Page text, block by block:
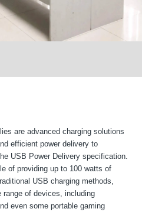
are advanced charging solutions
efficient power delivery to
USB Power Delivery specification.
of providing up to 100 watts of
USB charging methods,
range of devices, including
even some portable gaming